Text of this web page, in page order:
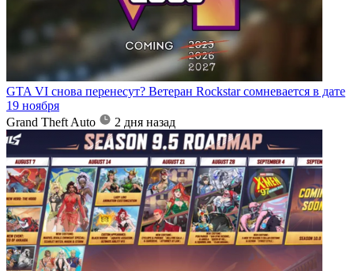
GTA VI снова перенесут? Ветеран Rockstar сомневается в дате
19 ноября
Grand Theft Auto
2 дня назад